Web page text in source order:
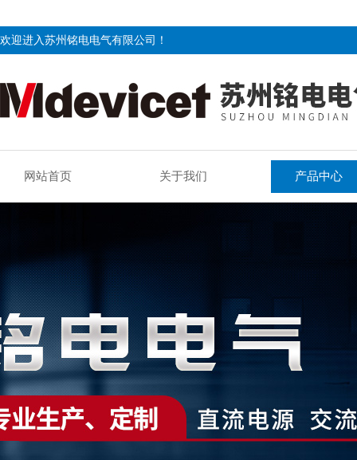
欢迎进入苏州铭电电气有限公司！
网站首页 关于我们 产品中心